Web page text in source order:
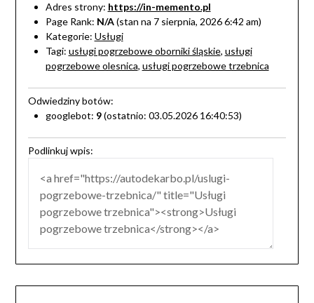
Adres strony: https://in-memento.pl
Page Rank: N/A(stan na 7 sierpnia, 2026 6:42 am)
Kategorie: Usługi
Tagi: usługi pogrzebowe oborniki śląskie, usługi
pogrzebowe olesnica, usługi pogrzebowe trzebnica
Odwiedziny botów:
googlebot: 9(ostatnio: 03.05.2026 16:40:53)
Podlinkuj wpis: